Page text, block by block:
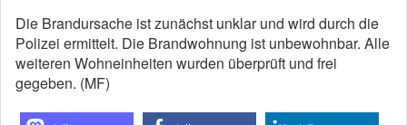
Die Brandursache ist zunächst unklar und wird durch die
Polizei ermittelt. Die Brandwohnung ist unbewohnbar. Alle
weiteren Wohneinheiten wurden überprüft und frei
gegeben. (MF)